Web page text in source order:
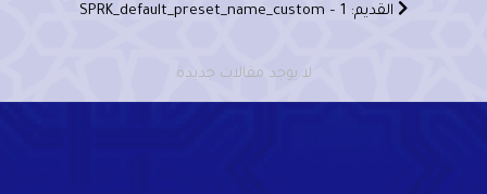
القديم: SPRK_default_preset_name_custom – 1
لا يوجد مقالات جديدة